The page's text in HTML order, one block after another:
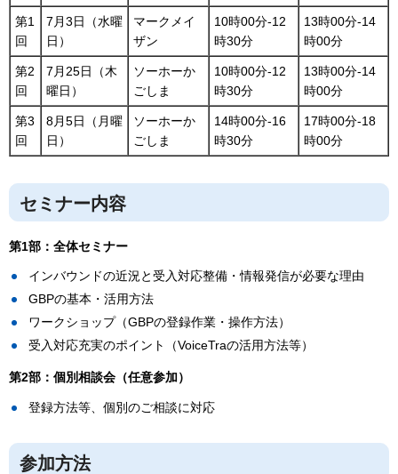
第1
回
7月3日（水曜
日）
マークメイ
ザン
10時00分-12
時30分
13時00分-14
時00分
第2
回
7月25日（木
曜日）
ソーホーか
ごしま
10時00分-12
時30分
13時00分-14
時00分
第3
回
8月5日（月曜
日）
ソーホーか
ごしま
14時00分-16
時30分
17時00分-18
時00分
セミナー内容
第1部：全体セミナー
インバウンドの近況と受入対応整備・情報発信が必要な理由
GBPの基本・活用方法
ワークショップ（GBPの登録作業・操作方法）
受入対応充実のポイント（VoiceTraの活用方法等）
第2部：個別相談会（任意参加）
登録方法等、個別のご相談に対応
参加方法